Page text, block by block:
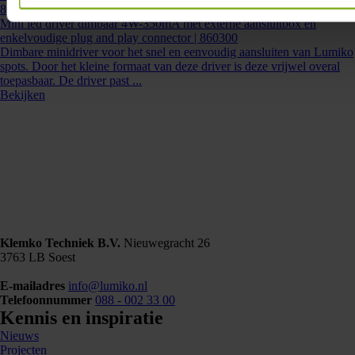
860300- LD-MINI-4-350D
Mini led driver dimbaar 4W-350mA met externe aansluitbox en
enkelvoudige plug and play connector | 860300
Dimbare minidriver voor het snel en eenvoudig aansluiten van Lumiko
spots. Door het kleine formaat van deze driver is deze vrijwel overal
toepasbaar. De driver past ...
Bekijken
Klemko Techniek B.V. Nieuwegracht 26
3763 LB Soest
E-mailadres info@lumiko.nl
Telefoonnummer 088 - 002 33 00
Kennis en inspiratie
Nieuws
Projecten